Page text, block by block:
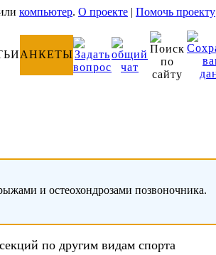
компьютер. О проекте | Помочь проекту
АНКЕТЫ
и остеохондрозами позвоночника.
по другим видам спорта